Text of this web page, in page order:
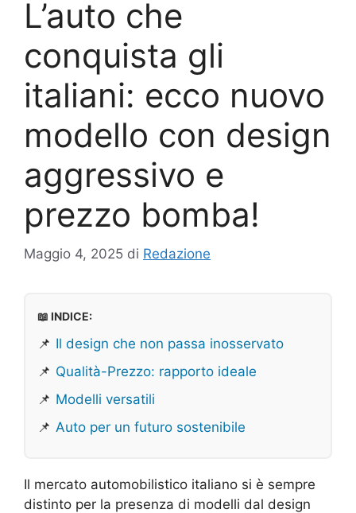
L’auto che
conquista gli
italiani: ecco nuovo
modello con design
aggressivo e
prezzo bomba!
Maggio 4, 2025 di Redazione
📖 INDICE:
📌 Il design che non passa inosservato
📌 Qualità-Prezzo: rapporto ideale
📌 Modelli versatili
📌 Auto per un futuro sostenibile
Il mercato automobilistico italiano si è sempre
distinto per la presenza di modelli dal design